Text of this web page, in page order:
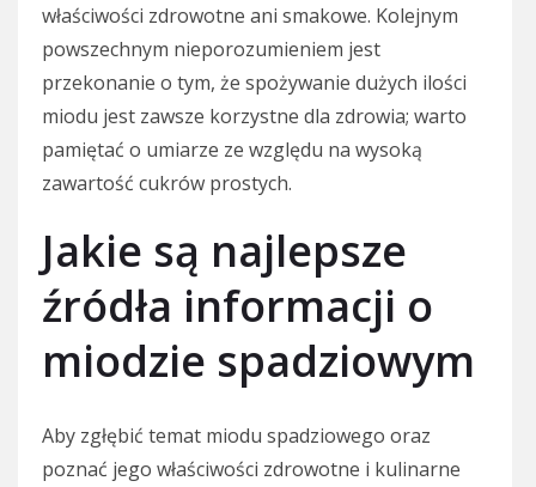
właściwości zdrowotne ani smakowe. Kolejnym
powszechnym nieporozumieniem jest
przekonanie o tym, że spożywanie dużych ilości
miodu jest zawsze korzystne dla zdrowia; warto
pamiętać o umiarze ze względu na wysoką
zawartość cukrów prostych.
Jakie są najlepsze
źródła informacji o
miodzie spadziowym
Aby zgłębić temat miodu spadziowego oraz
poznać jego właściwości zdrowotne i kulinarne